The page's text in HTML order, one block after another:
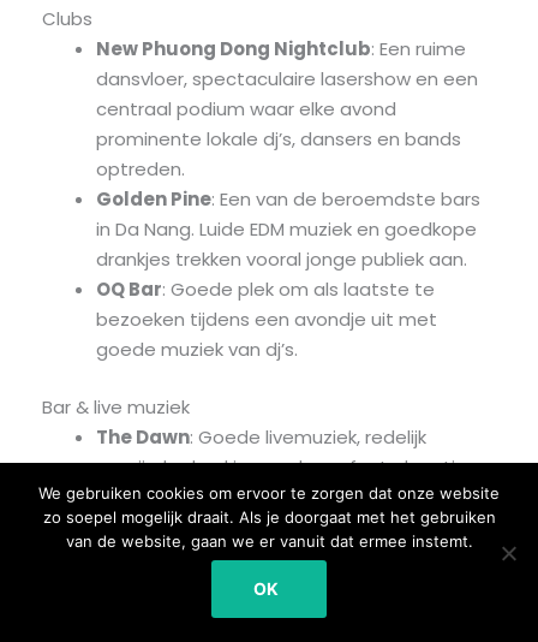
Clubs
New Phuong Dong Nightclub: Een ruime
dansvloer, spectaculaire lasershow en een
centraal podium waar elke avond
prominente lokale dj’s, dansers en bands
optreden.
Golden Pine: Een van de beroemdste bars
in Da Nang. Luide EDM muziek en goedkope
drankjes trekken vooral jonge publiek aan.
OQ Bar: Goede plek om als laatste te
bezoeken tijdens een avondje uit met
goede muziek van dj’s.
Bar & live muziek
The Dawn: Goede livemuziek, redelijk
geprijsde drankjes en de perfecte locatie
direct bij My Khe Beach.
Seventeen Saloon: Serveersters in sexy
cowgirl-kostuums, ijskoud bier en
muzikanten die optreden elke avond, met
voornamelijk expats en backpackers.
We gebruiken cookies om ervoor te zorgen dat onze website
zo soepel mogelijk draait. Als je doorgaat met het gebruiken
van de website, gaan we er vanuit dat ermee instemt.
OK